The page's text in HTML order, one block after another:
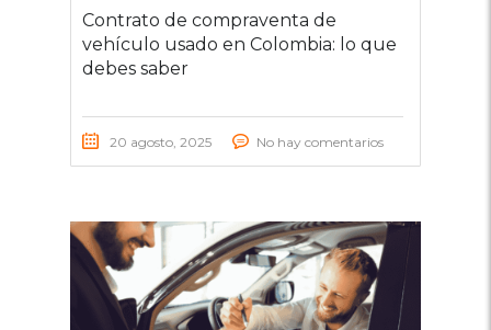
Contrato de compraventa de
vehículo usado en Colombia: lo que
debes saber
20 agosto, 2025 No hay comentarios